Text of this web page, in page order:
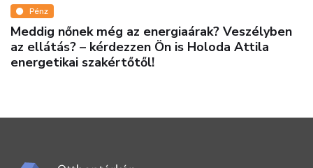
még az energiaárak? Veszélyben
– kérdezzen Ön is Holoda Attila
szakértőtől!